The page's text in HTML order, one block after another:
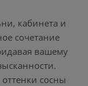
кабинета и
сочетание
вашему
сосны